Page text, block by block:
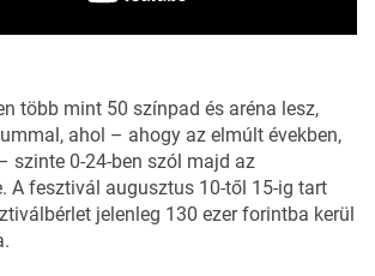
több mint 50 színpad és aréna lesz,
ahol – ahogy az elmúlt években,
szinte 0-24-ben szól majd az
A fesztivál augusztus 10-től 15-ig tart
jelenleg 130 ezer forintba kerül